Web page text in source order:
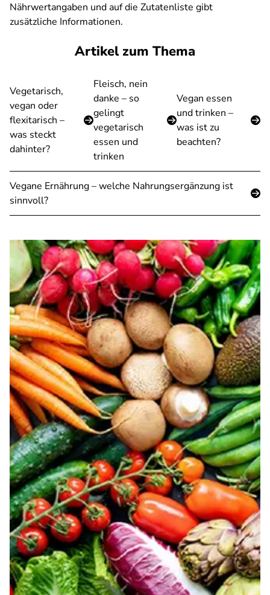
Nährwertangaben und auf die Zutatenliste gibt
zusätzliche Informationen.
Artikel zum Thema
Vegetarisch,
vegan oder
flexitarisch –
was steckt
dahinter?
Fleisch, nein
danke – so
gelingt
vegetarisch
essen und
trinken
Vegan essen
und trinken –
was ist zu
beachten?
Vegane Ernährung – welche Nahrungsergänzung ist
sinnvoll?